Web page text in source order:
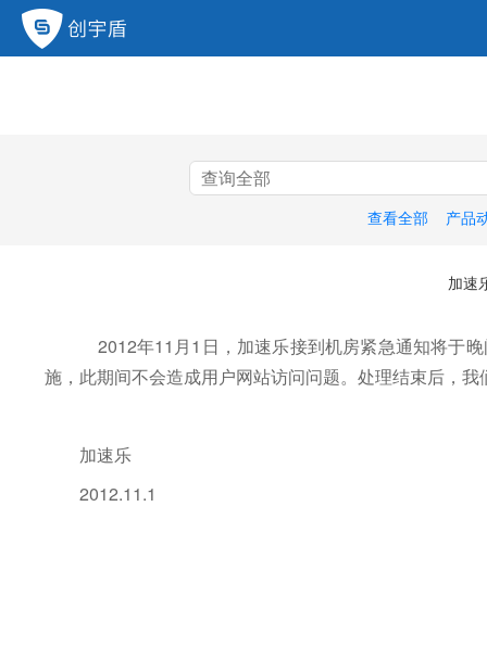
查看全部 产品
加速
2012年11月1日，加速乐接到机房紧急通知将于
施，此期间不会造成用户网站访问问题。处理结束后，
加速乐
2012.11.1